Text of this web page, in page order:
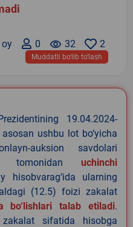
2
remove_red_eye 32
0
oy
Muddatli bo‘lib to‘lash
19.04.2024-
ushbu lot bo‘yicha
auksion savdolari
tomonidan uchinchi
hisobvarag‘ida ularning
(12.5) foizi zakalat
bo‘lishlari talab etiladi.
sifatida hisobga